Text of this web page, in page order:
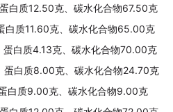
白质12.50克、碳水化合物67.50克
白质11.60克、碳水化合物65.00克
白质4.13克、碳水化合物70.00克
白质8.00克、碳水化合物24.70克
白质9.00克、碳水化合物9.00克